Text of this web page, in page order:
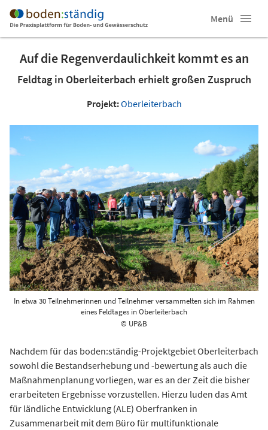
Menü
Auf die Regenverdaulichkeit kommt es an
Feldtag in Oberleiterbach erhielt großen Zuspruch
Projekt:Oberleiterbach
In etwa 30 Teilnehmerinnen und Teilnehmer versammelten sich im Rahmen
eines Feldtages in Oberleiterbach
© UP&B
Nachdem für das boden:ständig-Projektgebiet Oberleiterbach
sowohl die Bestandserhebung und -bewertung als auch die
Maßnahmenplanung vorliegen, war es an der Zeit die bisher
erarbeiteten Ergebnisse vorzustellen. Hierzu luden das Amt
für ländliche Entwicklung (ALE) Oberfranken in
Zusammenarbeit mit dem Büro für multifunktionale